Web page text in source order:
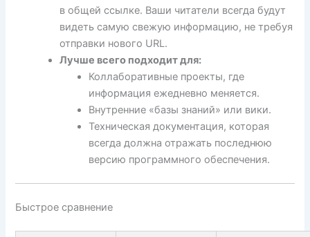
в общей ссылке. Ваши читатели всегда будут
видеть самую свежую информацию, не требуя
отправки нового URL.
Лучше всего подходит для:
Коллаборативные проекты, где
информация ежедневно меняется.
Внутренние «базы знаний» или вики.
Техническая документация, которая
всегда должна отражать последнюю
версию программного обеспечения.
Быстрое сравнение